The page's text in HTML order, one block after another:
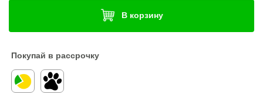
В корзину
Покупай в рассрочку